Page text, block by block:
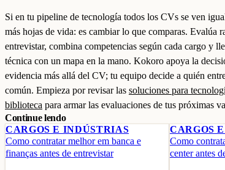
Si en tu pipeline de tecnología todos los CVs se ven
más hojas de vida: es cambiar lo que comparas. Evalúa
entrevistar, combina competencias según cada cargo y
técnica con un mapa en la mano. Kokoro apoya la
evidencia más allá del CV; tu equipo decide a quién
común. Empieza por revisar las soluciones para
biblioteca para armar las evaluaciones de tus próximas
Continue lendo
CARGOS E INDÚSTRIAS
Como contratar melhor em banca e
finanças antes de entrevistar
CARGOS
Como
center antes